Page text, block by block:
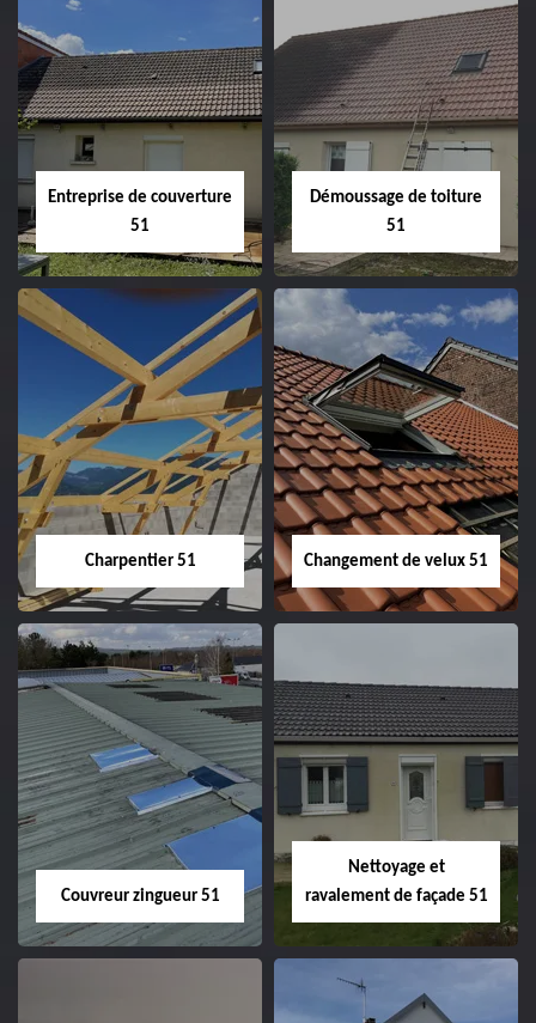
Entreprise de couverture
51
Entreprise de
couverture 51
Démoussage de toiture
51
Démoussage de
toiture 51
Charpentier 51
Charpentier 51
Changement de velux 51
Changement de
velux 51
Couvreur zingueur 51
Nettoyage et
ravalement de façade 51